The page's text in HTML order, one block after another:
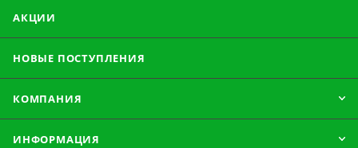
АКЦИИ
НОВЫЕ ПОСТУПЛЕНИЯ
КОМПАНИЯ
ИНФОРМАЦИЯ